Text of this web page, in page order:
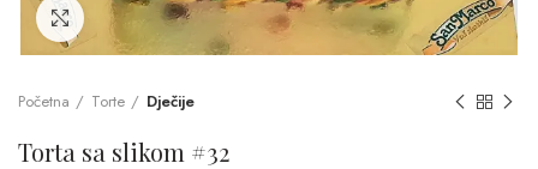
Click to enlarge
Početna Torte Dječije
Torta sa slikom #32